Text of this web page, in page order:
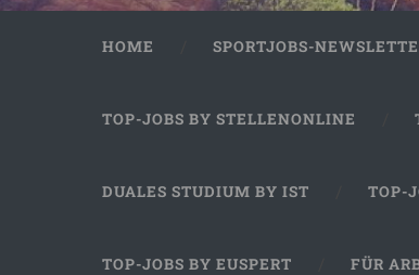
HOME SPORTJOBS-
TOP-JOBS BY STELLENONLINE
DUALES STUDIUM BY IST TOP-
TOP-JOBS BY EUSPERT FÜR